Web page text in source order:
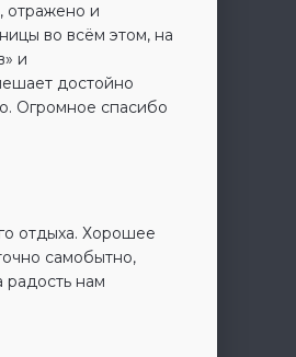
отражено и
во всём этом, на
и
достойно
Огромное спасибо
отдыха. Хорошее
самобытно,
радость нам